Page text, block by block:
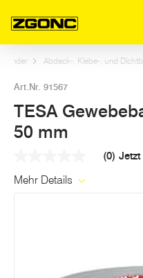
Abdeck-, Klebe-, und
Art.Nr. 91567
TESA
50 mm
Link
(0)
Mehr Details